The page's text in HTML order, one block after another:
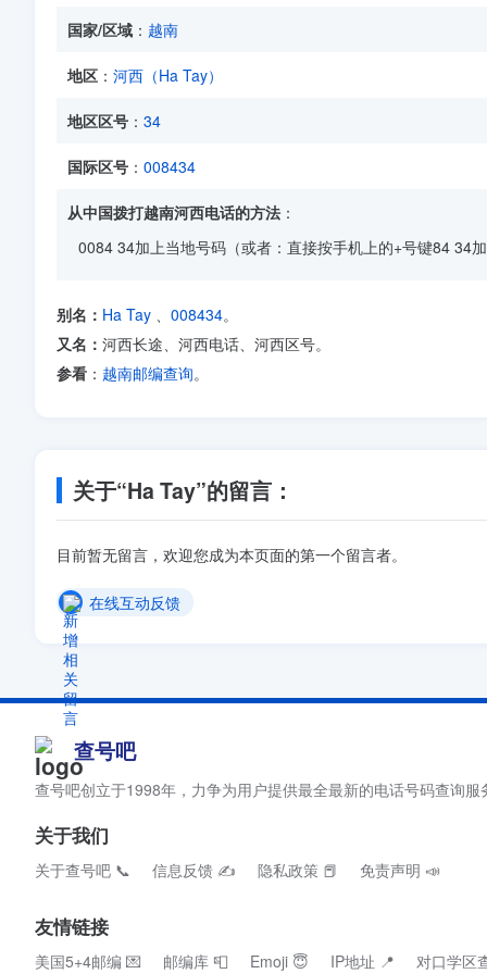
国家/区域 ： 越南
地区 ： 河西（Ha Tay）
地区区号 ： 34
国际区号 ： 008434
从中国拨打越南河西电话的方法 ：
0084 34加上当地号码（或者：直接按手机上的+号键84 34加
别名： Ha Tay 、 008434。
又名： 河西长途、河西电话、河西区号。
参看 ： 越南邮编查询。
关于“Ha Tay”的留言：
目前暂无留言，欢迎您成为本页面的第一个留言者。
在线互动反馈
查号吧
查号吧创立于1998年，力争为用户提供最全最新的电话号码查询服
关于我们
关于查号吧 📞 信息反馈 ✍ 隐私政策 📕 免责声明 📣
友情链接
美国5+4邮编 💌 邮编库 📮 Emoji 😇 IP地址 📍 对口学区